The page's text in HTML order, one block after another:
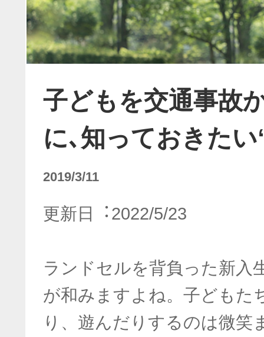
子どもを交通事故
に､知っておきた
2019/3/11
更新⽇︓2022/5/23
ランドセルを背負った新入
が和みますよね。子どもた
り、遊んだりするのは微笑